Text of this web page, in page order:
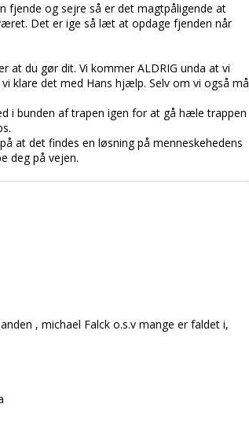
fjende og sejre så er det magtpåligende at
Det er ige så læt at opdage fjenden når
at du gør dit. Vi kommer ALDRIG unda at vi
klare det med Hans hjælp. Selv om vi også må
i bunden af trapen igen for at gå hæle trappen
at det findes en løsning på menneskehedens
deg på vejen.
, michael Falck o.s.v mange er faldet i,